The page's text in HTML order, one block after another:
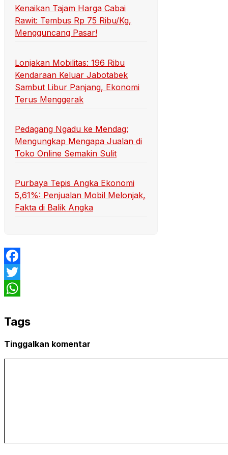
Kenaikan Tajam Harga Cabai
Rawit: Tembus Rp 75 Ribu/Kg,
Mengguncang Pasar!
Lonjakan Mobilitas: 196 Ribu
Kendaraan Keluar Jabotabek
Sambut Libur Panjang, Ekonomi
Terus Menggerak
Pedagang Ngadu ke Mendag:
Mengungkap Mengapa Jualan di
Toko Online Semakin Sulit
Purbaya Tepis Angka Ekonomi
5,61%: Penjualan Mobil Melonjak,
Fakta di Balik Angka
Facebook
Twitter
Tags
Tinggalkan komentar